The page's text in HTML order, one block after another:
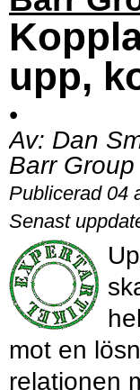
upp,
•
Av: Dan
Barr Group
Publicerad 04
Senast
mot en
relationen